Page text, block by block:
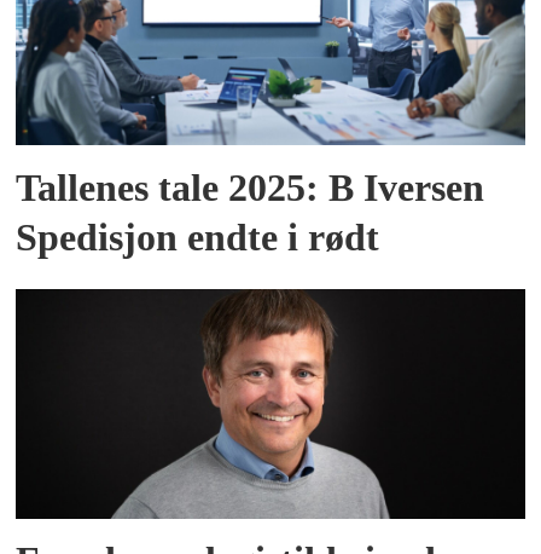
Tallenes tale 2025: B Iversen
Spedisjon endte i rødt